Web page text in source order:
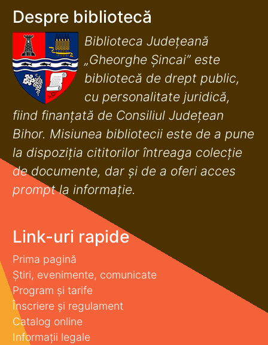
Despre bibliotecă
Biblioteca Județeană
„Gheorghe Șincai” este
bibliotecă de drept public,
cu personalitate juridică,
fiind finanţată de Consiliul Judeţean
Bihor. Misiunea bibliotecii este de a pune
la dispoziţia cititorilor întreaga colecţie
de documente, dar şi de a oferi acces
prompt la informaţie.
Link-uri rapide
Prima pagină
Știri, evenimente, comunicate
Program și tarife
Înscriere și regulament
Catalog online
Informații legale